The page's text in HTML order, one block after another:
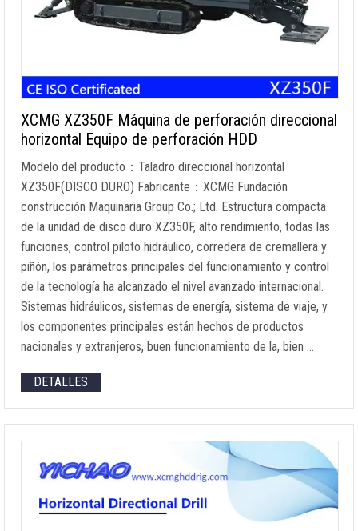
XCMG XZ350F Máquina de perforación direccional
horizontal Equipo de perforación HDD
Modelo del producto：Taladro direccional horizontal
XZ350F(DISCO DURO) Fabricante：XCMG Fundación
construcción Maquinaria Group Co.; Ltd. Estructura compacta
de la unidad de disco duro XZ350F, alto rendimiento, todas las
funciones, control piloto hidráulico, corredera de cremallera y
piñón, los parámetros principales del funcionamiento y control
de la tecnología ha alcanzado el nivel avanzado internacional.
Sistemas hidráulicos, sistemas de energía, sistema de viaje, y
los componentes principales están hechos de productos
nacionales y extranjeros, buen funcionamiento de la, bien …
DETALLES